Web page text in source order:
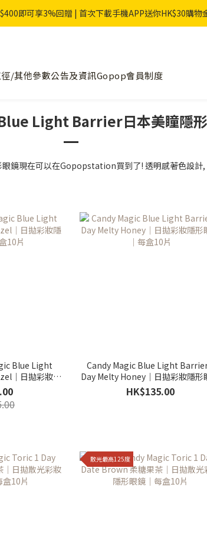
即可享3%回贈 | 首次下載手機APP送你HK$30購物
/其他參數公告及資訊Gopop會員制度
Light Barrier日本美瞳隱
鏡現在可以在Gopopstation買到了! 透明感著色設計,
Blue Light
｜日拋彩妝隱
10片
Candy Magic Blue Light
Day Melty Honey｜日拋彩妝隱形
｜每盒10片
HK$135.00
散光最高125度